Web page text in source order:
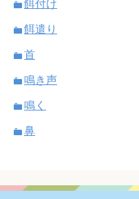
餌付け
餌遣り
首
鳴き声
鳴く
鼻